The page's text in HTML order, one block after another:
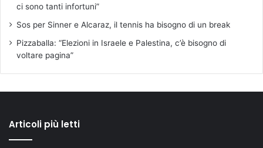
ci sono tanti infortuni”
Sos per Sinner e Alcaraz, il tennis ha bisogno di un break
Pizzaballa: “Elezioni in Israele e Palestina, c’è bisogno di
voltare pagina”
Articoli più letti